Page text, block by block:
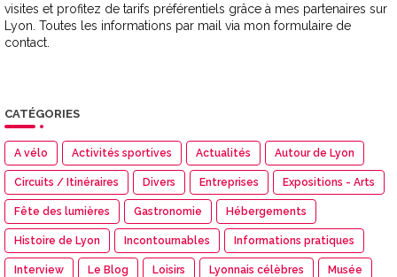
visites et profitez de tarifs préférentiels grâce à mes partenaires sur
Lyon. Toutes les informations par mail via mon formulaire de
contact.
CATÉGORIES
A vélo Activités sportives Actualités Autour de Lyon
Circuits / Itinéraires Divers Entreprises Expositions - Arts
Fête des lumières Gastronomie Hébergements
Histoire de Lyon Incontournables Informations pratiques
Interview Le Blog Loisirs Lyonnais célèbres Musée